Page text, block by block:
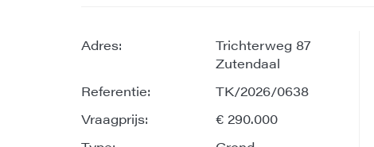
Adres:
Trichterweg 87
Zutendaal
Referentie:
TK/2026/0638
Vraagprijs:
€ 290.000